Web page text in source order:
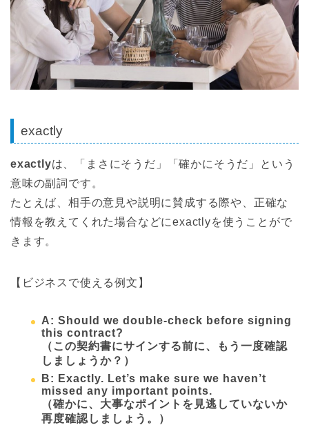
exactly
exactlyは、「まさにそうだ」「確かにそうだ」という
意味の副詞です。
たとえば、相手の意見や説明に賛成する際や、正確な
情報を教えてくれた場合などにexactlyを使うことがで
きます。
【ビジネスで使える例文】
A: Should we double-check before signing
this contract?
（この契約書にサインする前に、もう一度確認
しましょうか？）
B: Exactly. Let’s make sure we haven’t
missed any important points.
（確かに、大事なポイントを見逃していないか
再度確認しましょう。）